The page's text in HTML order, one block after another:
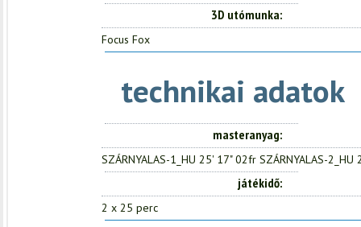
3D utómunka
Focus Fox
technikai adatok
masteranyag
SZÁRNYALAS-1_HU 25' 17" 02fr SZÁRNYALAS-
játékidő
2 x 25 perc